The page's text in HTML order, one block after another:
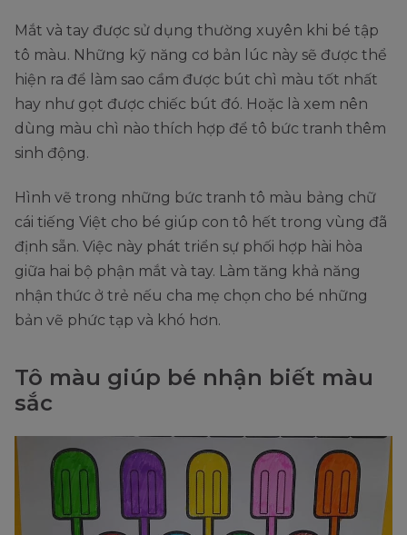
Mắt và tay được sử dụng thường xuyên khi bé tập
tô màu. Những kỹ năng cơ bản lúc này sẽ được thể
hiện ra để làm sao cầm được bút chì màu tốt nhất
hay như gọt được chiếc bút đó. Hoặc là xem nên
dùng màu chì nào thích hợp để tô bức tranh thêm
sinh động.
Hình vẽ trong những bức tranh tô màu bảng chữ
cái tiếng Việt cho bé giúp con tô hết trong vùng đã
định sẵn. Việc này phát triển sự phối hợp hài hòa
giữa hai bộ phận mắt và tay. Làm tăng khả năng
nhận thức ở trẻ nếu cha mẹ chọn cho bé những
bản vẽ phức tạp và khó hơn.
Tô màu giúp bé nhận biết màu
sắc